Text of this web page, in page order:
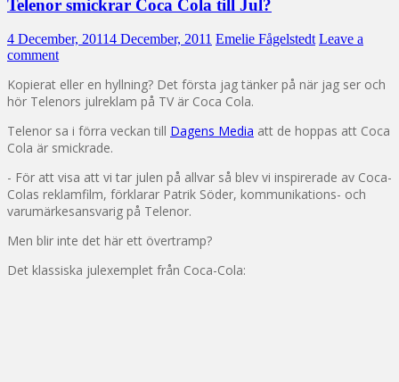
Telenor smickrar Coca Cola till Jul?
4 December, 20114 December, 2011 Emelie Fågelstedt Leave a
comment
Kopierat eller en hyllning? Det första jag tänker på när jag ser och
hör Telenors julreklam på TV är Coca Cola.
Telenor sa i förra veckan till Dagens Media att de hoppas att Coca
Cola är smickrade.
- För att visa att vi tar julen på allvar så blev vi inspirerade av Coca-
Colas reklamfilm, förklarar Patrik Söder, kommunikations- och
varumärkesansvarig på Telenor.
Men blir inte det här ett övertramp?
Det klassiska julexemplet från Coca-Cola: